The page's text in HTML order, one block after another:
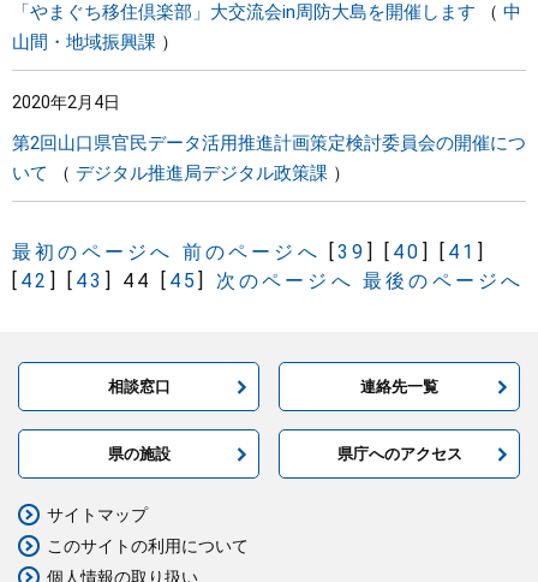
「やまぐち移住倶楽部」大交流会in周防大島を開催します
中
山間・地域振興課
2020年2月4日
第2回山口県官民データ活用推進計画策定検討委員会の開催につ
いて
デジタル推進局デジタル政策課
最初のページへ 前のページへ [39 ] [ 40 ] [ 41 ]
[ 42 ] [ 43 ] 44 [ 45] 次のページへ 最後のページへ
相談窓口 連絡先一覧
県の施設 県庁へのアクセス
サイトマップ
このサイトの利用について
個人情報の取り扱い